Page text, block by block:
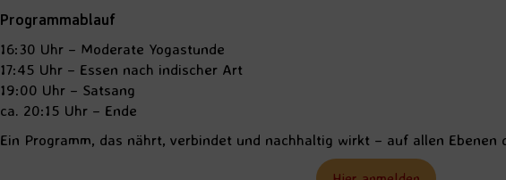
Programmablauf
16:30 Uhr – Moderate Yogastunde
17:45 Uhr – Essen nach indischer Art
19:00 Uhr – Satsang
ca. 20:15 Uhr – Ende
Ein Programm, das nährt, verbindet und nachhaltig wirkt – auf allen Ebenen